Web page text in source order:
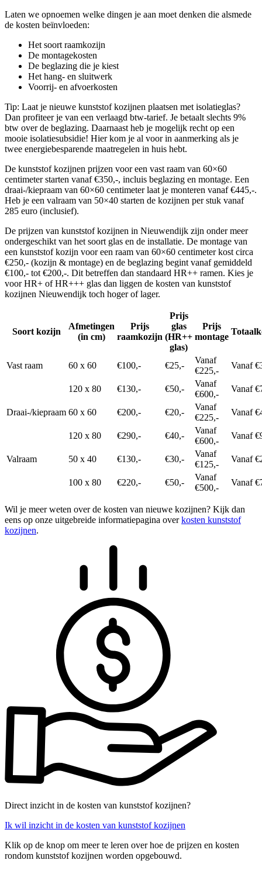
Laten we opnoemen welke dingen je aan moet denken die alsmede
de kosten beïnvloeden:
Het soort raamkozijn
De montagekosten
De beglazing die je kiest
Het hang- en sluitwerk
Voorrij- en afvoerkosten
Tip: Laat je nieuwe kunststof kozijnen plaatsen met isolatieglas?
Dan profiteer je van een verlaagd btw-tarief. Je betaalt slechts 9%
btw over de beglazing. Daarnaast heb je mogelijk recht op een
mooie isolatiesubsidie! Hier kom je al voor in aanmerking als je
twee energiebesparende maatregelen in huis hebt.
De kunststof kozijnen prijzen voor een vast raam van 60×60
centimeter starten vanaf €350,-, incluis beglazing en montage. Een
draai-/kiepraam van 60×60 centimeter laat je monteren vanaf €445,-.
Heb je een valraam van 50×40 starten de kozijnen per stuk vanaf
285 euro (inclusief).
De prijzen van kunststof kozijnen in Nieuwendijk zijn onder meer
ondergeschikt van het soort glas en de installatie. De montage van
een kunststof kozijn voor een raam van 60×60 centimeter kost circa
€250,- (kozijn & montage) en de beglazing begint vanaf gemiddeld
€100,- tot €200,-. Dit betreffen dan standaard HR++ ramen. Kies je
voor HR+ of HR+++ glas dan liggen de kosten van kunststof
kozijnen Nieuwendijk toch hoger of lager.
Soort kozijn
Afmetingen
(in cm)
Prijs
raamkozijn
Prijs
glas
(HR++
glas)
Prijs
montage
Vast raam 60 x 60 €100,- €25,-
Vanaf
€225,-
Vanaf
120 x 80 €130,- €50,-
Vanaf
€600,-
Vanaf
Draai-/kiepraam 60 x 60 €200,- €20,-
Vanaf
€225,-
Vanaf
120 x 80 €290,- €40,-
Vanaf
€600,-
Vanaf
Valraam 50 x 40 €130,- €30,-
Vanaf
€125,-
Vanaf
100 x 80 €220,- €50,-
Vanaf
€500,-
Vanaf
Wil je meer weten over de kosten van nieuwe kozijnen? Kijk dan
eens op onze uitgebreide informatiepagina overkosten kunststof
kozijnen.
Direct inzicht in de kosten van kunststof kozijnen?
Ik wil inzicht in de kosten van kunststof kozijnen
Klik op de knop om meer te leren over hoe de prijzen en kosten
rondom kunststof kozijnen worden opgebouwd.